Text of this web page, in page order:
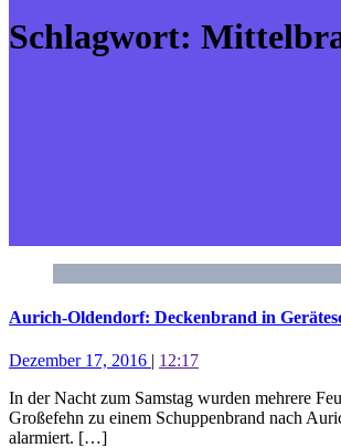
Schlagwort:
Aurich-Oldendorf: Deckenbrand in
Dezember 17, 2016 | 12:17
In der Nacht zum Samstag wurden mehrere
Großefehn zu einem Schuppenbrand nach
alarmiert. […]